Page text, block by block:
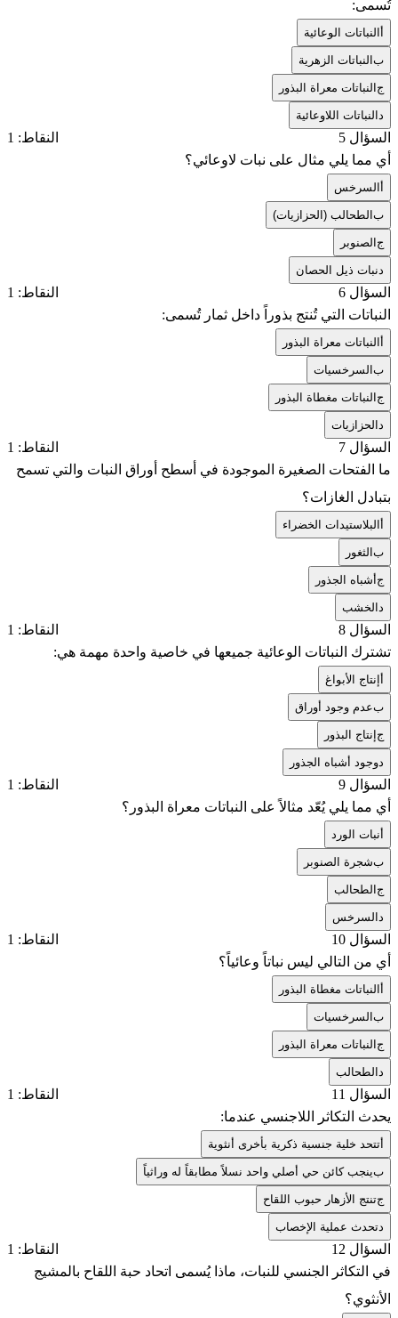
تُسمى:
النباتات الوعائية
بالنباتات الزهرية
جالنباتات معراة البذور
النباتات اللاوعائية
السؤال 5
النقاط: 1
أي مما يلي مثال على نبات لاوعائي؟
السرخس
بالطحالب (الحزازيات)
جالصنوبر
نبات ذيل الحصان
السؤال 6
النقاط: 1
النباتات التي تُنتج بذوراً داخل ثمار تُسمى:
النباتات معراة البذور
بالسرخسيات
جالنباتات مغطاة البذور
الحزازيات
السؤال 7
النقاط: 1
ما الفتحات الصغيرة الموجودة في أسطح أوراق النبات والتي تسمح
بتبادل الغازات؟
البلاستيدات الخضراء
بالثغور
جأشباه الجذور
الخشب
السؤال 8
النقاط: 1
تشترك النباتات الوعائية جميعها في خاصية واحدة مهمة هي:
إنتاج الأبواغ
بعدم وجود أوراق
جإنتاج البذور
وجود أشباه الجذور
السؤال 9
النقاط: 1
أي مما يلي يُعّد مثالاً على النباتات معراة البذور؟
نبات الورد
بشجرة الصنوبر
جالطحالب
السرخس
السؤال 10
النقاط: 1
أي من التالي ليس نباتاً وعائياً؟
النباتات مغطاة البذور
بالسرخسيات
جالنباتات معراة البذور
الطحالب
السؤال 11
النقاط: 1
يحدث التكاثر اللاجنسي عندما:
تتحد خلية جنسية ذكرية بأخرى أنثوية
بينجب كائن حي أصلي واحد نسلاً مطابقاً له وراثياً
جتنتج الأزهار حبوب اللقاح
تحدث عملية الإخصاب
السؤال 12
النقاط: 1
في التكاثر الجنسي للنبات، ماذا يُسمى اتحاد حبة اللقاح بالمشيج
الأنثوي؟